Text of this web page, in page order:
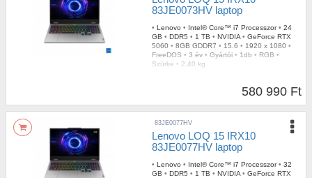
83JE0073HV laptop
• Lenovo • Intel® Core™ i7 Processzor • 24
GB • DDR5 • 1 TB • NVIDIA • GeForce RTX
5060 • 8GB GDDR7 • 15.6 • 1920 x 1080 •
FreeDOS • 3 év • Gyártói • 1db • RGB •
Szürke • 2,40 kg
580 990 Ft
83JE0077HV
Lenovo LOQ 15 IRX10
83JE0077HV laptop
• Lenovo • Intel® Core™ i7 Processzor • 32
GB • DDR5 • 1 TB • NVIDIA • GeForce RTX